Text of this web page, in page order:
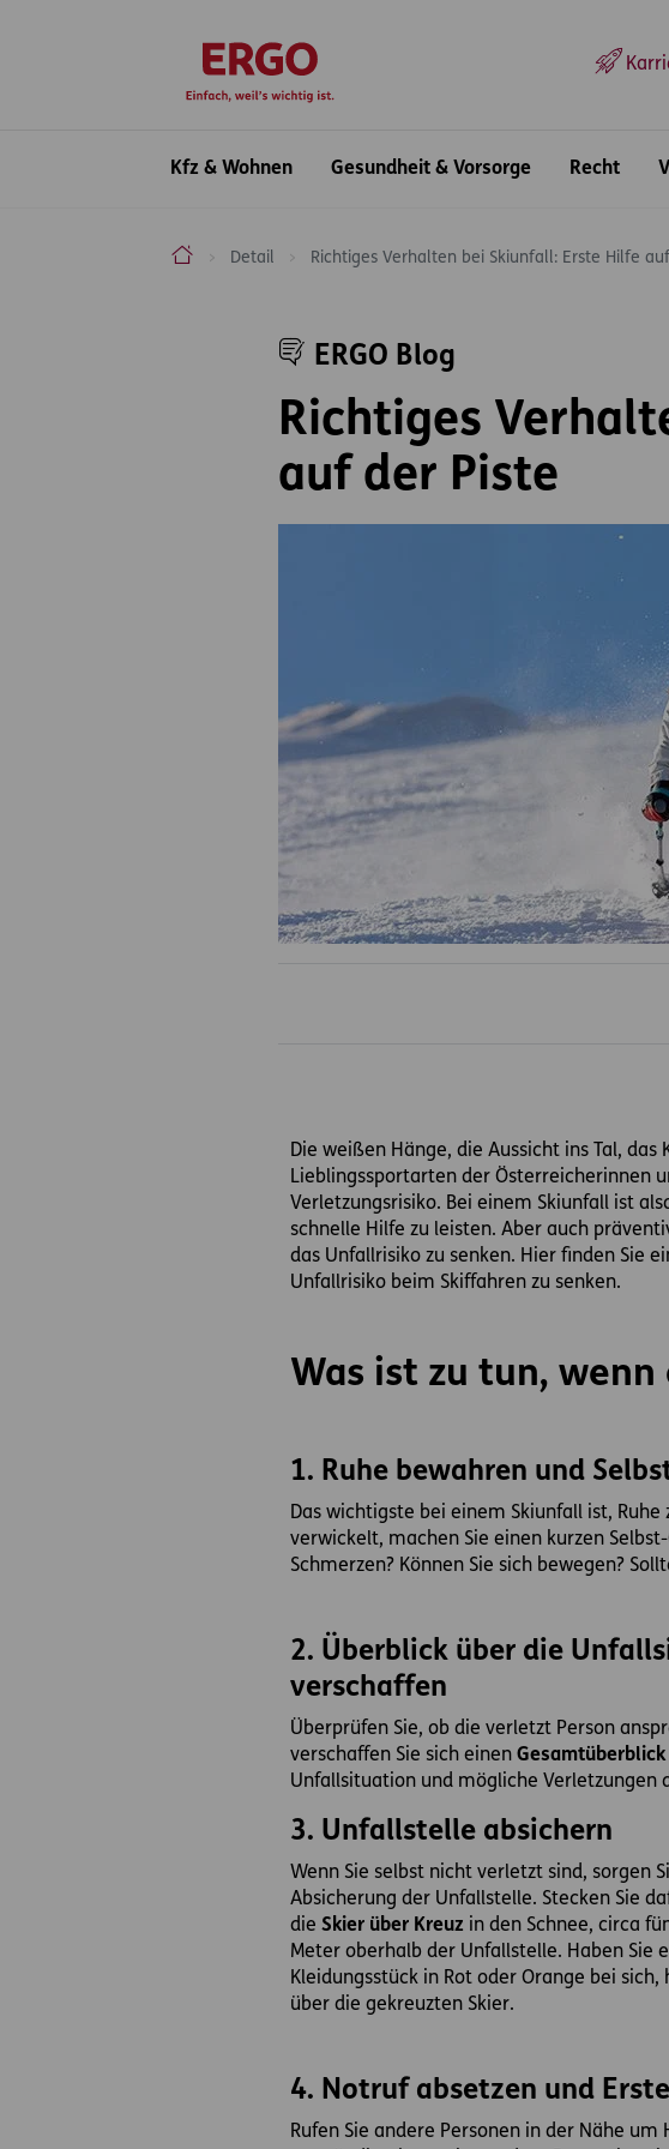
Kfz & Wohnen
Gesundheit & Vorsorge Recht
ERGO Versicherung Aktiengesellschaft
Detail Richtiges Verhalten bei Skiunfall: Erste Hilfe
Richtiges
auf der Piste
ERGO Blog
Die weißen Hänge, die Aussicht ins Tal,
Lieblingssportarten der Österreicherinnen
Verletzungsrisiko. Bei einem Skiunfall ist
schnelle Hilfe zu leisten. Aber auch
das Unfallrisiko zu senken. Hier finden Sie
Unfallrisiko beim Skiffahren zu senken.
Was ist zu tun,
1. Ruhe bewahren und
Das wichtigste bei einem Skiunfall ist,
verwickelt, machen Sie einen kurzen
Schmerzen? Können Sie sich bewegen?
2. Überblick über die
verschaffen
Überprüfen Sie, ob die verletzt Person
verschaffen Sie sich einen Gesamtüberblick
Unfallsituation und mögliche Verletzungen
3. Unfallstelle absichern
Wenn Sie selbst nicht verletzt sind, sorgen
Absicherung der Unfallstelle. Stecken Sie
die Skier über Kreuz in den Schnee, circa
Meter oberhalb der Unfallstelle. Haben Sie
Kleidungsstück in Rot oder Orange bei sich,
über die gekreuzten Skier.
4. Notruf absetzen und
Rufen Sie andere Personen in der Nähe